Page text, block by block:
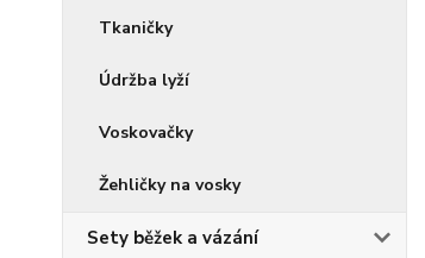
Tkaničky
Údržba lyží
Voskovačky
Žehličky na vosky
Sety běžek a vázání